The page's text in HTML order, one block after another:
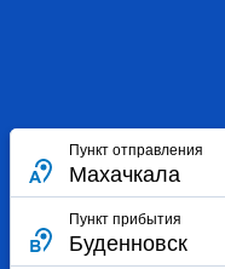
Пункт отправления
Пункт прибытия